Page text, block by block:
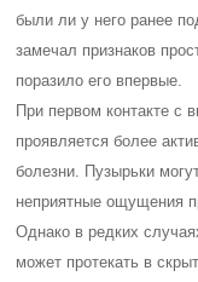
были ли у него ранее
замечал признаков
поразило его впервые.
При первом контакте с
проявляется более
болезни. Пузырьки
неприятные ощущения
Однако в редких
может протекать в